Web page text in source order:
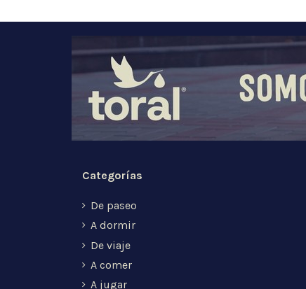
Categorías
De paseo
A dormir
De viaje
A comer
A jugar